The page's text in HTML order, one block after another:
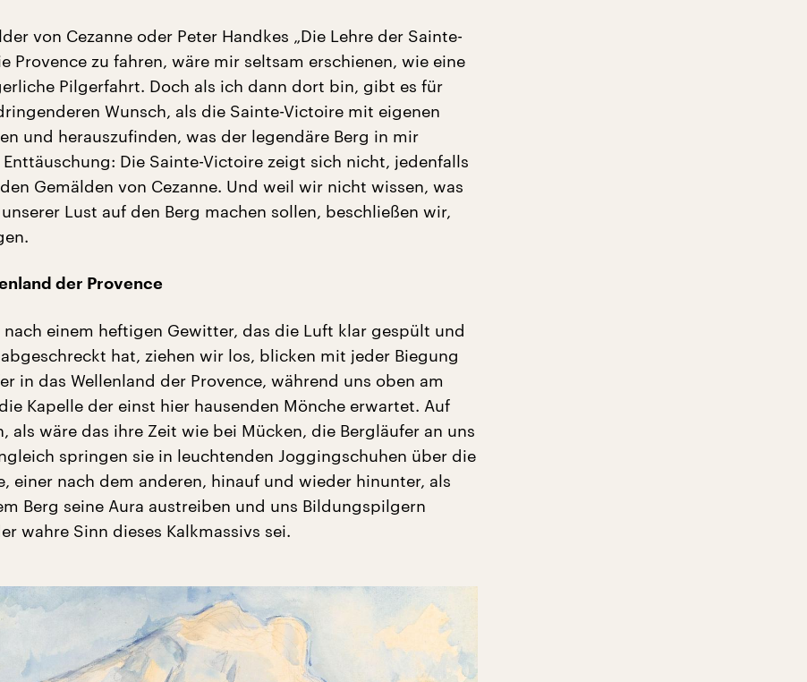
von Cezanne oder Peter Handkes „Die Lehre der Sainte-
Provence zu fahren, wäre mir seltsam erschienen, wie eine
Pilgerfahrt. Doch als ich dann dort bin, gibt es für
Wunsch, als die Sainte-Victoire mit eigenen
und herauszufinden, was der legendäre Berg in mir
Enttäuschung: Die Sainte-Victoire zeigt sich nicht, jedenfalls
Gemälden von Cezanne. Und weil wir nicht wissen, was
Lust auf den Berg machen sollen, beschließen wir,
der Provence
einem heftigen Gewitter, das die Luft klar gespült und
hat, ziehen wir los, blicken mit jeder Biegung
in das Wellenland der Provence, während uns oben am
Kapelle der einst hier hausenden Mönche erwartet. Auf
als wäre das ihre Zeit wie bei Mücken, die Bergläufer an uns
springen sie in leuchtenden Joggingschuhen über die
einer nach dem anderen, hinauf und wieder hinunter, als
Berg seine Aura austreiben und uns Bildungspilgern
wahre Sinn dieses Kalkmassivs sei.